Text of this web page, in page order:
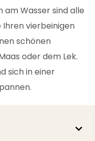
am Wasser sind alle
Ihren vierbeinigen
schönen
oder dem Lek.
sich in einer